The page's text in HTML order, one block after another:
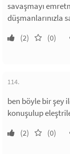
savaşmayı
düşmanlarınızla
(2) (0)
114.
ben böyle bir şey
konuşulup
(2) (0)